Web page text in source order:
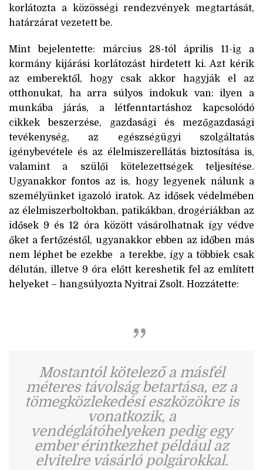
korlátozta a közösségi rendezvények megtartását,
határzárat vezetett be.
Mint bejelentette: március 28-tól április 11-ig a
kormány kijárási korlátozást hirdetett ki. Azt kérik
az emberektől, hogy csak akkor hagyják el az
otthonukat, ha arra súlyos indokuk van: ilyen a
munkába járás, a létfenntartáshoz kapcsolódó
cikkek beszerzése, gazdasági és mezőgazdasági
tevékenység, az egészségügyi szolgáltatás
igénybevétele és az élelmiszerellátás biztosítása is,
valamint a szülői kötelezettségek teljesítése.
Ugyanakkor fontos az is, hogy legyenek nálunk a
személyünket igazoló iratok. Az idősek védelmében
az élelmiszerboltokban, patikákban, drogériákban az
idősek 9 és 12 óra között vásárolhatnak így védve
őket a fertőzéstől, ugyanakkor ebben az időben más
nem léphet be ezekbe a terekbe, így a többiek csak
délután, illetve 9 óra előtt kereshetik fel az említett
helyeket – hangsúlyozta Nyitrai Zsolt. Hozzátette:
Mostantól kötelező a másfél
méteres távolság betartása, ez a
tömegközlekedési eszközökre is
vonatkozik, a
vendéglátóhelyeken pedig egy
ember érintkezhet például az
elvitelre vásárló polgárokkal.